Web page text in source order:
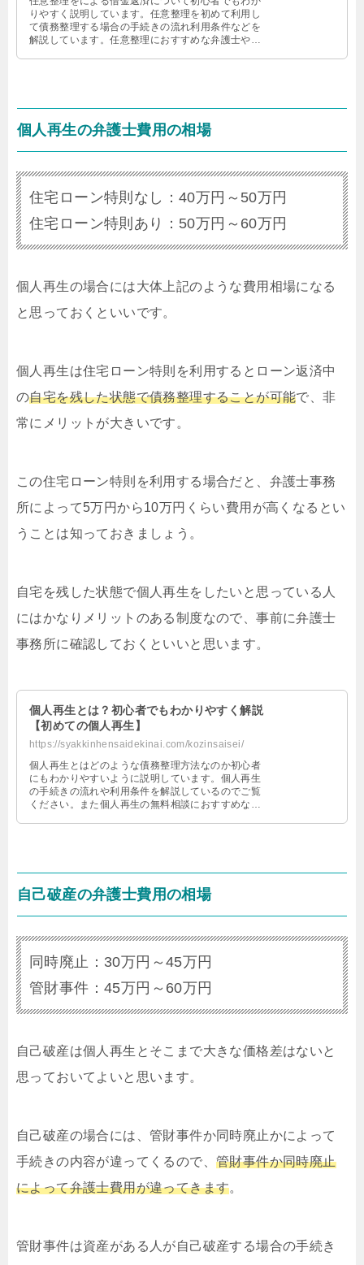
りやすく説明しています。任意整理を初めて利用し
て債務整理する場合の手続きの流れ利用条件などを
解説しています。任意整理におすすめな弁護士や司
個人再生の弁護士費用の相場
住宅ローン特則なし：40万円～50万円
住宅ローン特則あり：50万円～60万円
個人再生の場合には大体上記のような費用相場になる
と思っておくといいです。
個人再生は住宅ローン特則を利用するとローン返済中
の自宅を残した状態で債務整理することが可能で、非
常にメリットが大きいです。
この住宅ローン特則を利用する場合だと、弁護士事務
所によって5万円から10万円くらい費用が高くなるとい
うことは知っておきましょう。
自宅を残した状態で個人再生をしたいと思っている人
にはかなりメリットのある制度なので、事前に弁護士
事務所に確認しておくといいと思います。
個人再生とは？初心者でもわかりやすく解説
【初めての個人再生】
https://syakkinhensaidekinai.com/kozinsaisei/
個人再生とはどのような債務整理方法なのか初心者
にもわかりやすいように説明しています。個人再生
の手続きの流れや利用条件を解説しているのでご覧
ください。また個人再生の無料相談におすすめな弁
自己破産の弁護士費用の相場
同時廃止：30万円～45万円
管財事件：45万円～60万円
自己破産は個人再生とそこまで大きな価格差はないと
思っておいてよいと思います。
自己破産の場合には、管財事件か同時廃止かによって
手続きの内容が違ってくるので、 管財事件か同時廃止
によって弁護士費用が違ってきます。
管財事件は資産がある人が自己破産する場合の手続き